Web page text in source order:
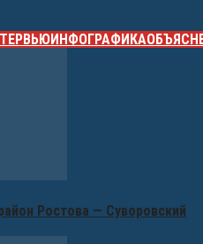
ИНФОГРАФИКА
Ростова — Суворовский